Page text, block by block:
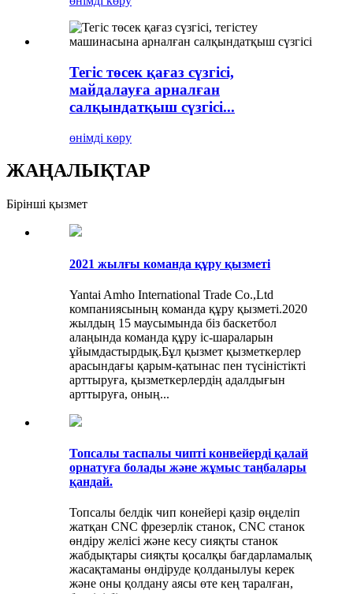
Тегіс төсек қағаз сүзгісі,
майдалауға арналған
салқындатқыш сүзгісі...
өнімді көру
ЖАҢАЛЫҚТАР
Бірінші қызмет
2021 жылғы команда құру қызметі
Yantai Amho International Trade Co.,Ltd
компаниясының команда құру қызметі.2020
жылдың 15 маусымында біз баскетбол
алаңында команда құру іс-шараларын
ұйымдастырдық.Бұл қызмет қызметкерлер
арасындағы қарым-қатынас пен түсіністікті
арттыруға, қызметкерлердің адалдығын
арттыруға, оның...
Топсалы таспалы чипті конвейерді қалай
орнатуға болады және жұмыс таңбалары
қандай.
Топсалы белдік чип конейері қазір өңделіп
жатқан CNC фрезерлік станок, CNC станок
өндіру желісі және кесу сияқты станок
жабдықтары сияқты қосалқы бағдарламалық
жасақтаманы өндіруде қолданылуы керек
және оны қолдану аясы өте кең таралған,